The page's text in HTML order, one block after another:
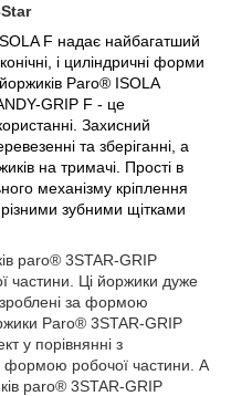
F надає найбагатший
і циліндричні форми
Paro® ISOLA
GRIP F - це
Захисний
та зберіганні, а
на тримачі. Прості в
механізму кріплення
зубними щітками
paro® 3STAR-GRIP
частини. Ці йоржики дуже
за формою
Paro® 3STAR-GRIP
у порівнянні з
формою робочої частини. А
paro® 3STAR-GRIP